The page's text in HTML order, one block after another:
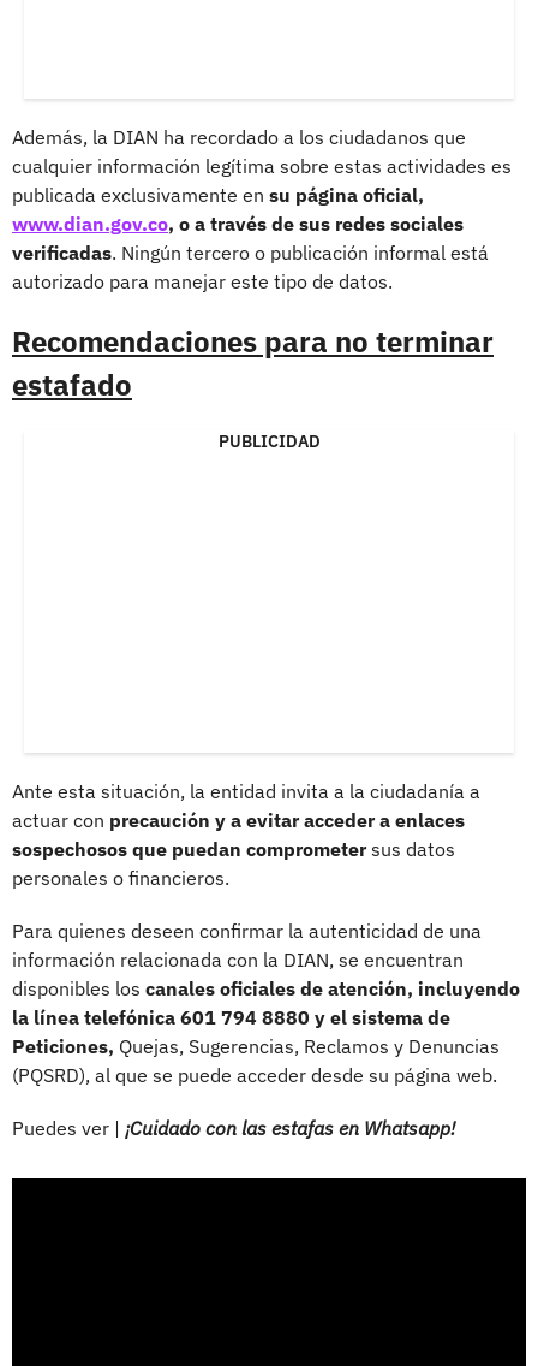
Además, la DIAN ha recordado a los ciudadanos que
cualquier información legítima sobre estas actividades es
publicada exclusivamente en su página oficial,
www.dian.gov.co, o a través de sus redes sociales
verificadas. Ningún tercero o publicación informal está
autorizado para manejar este tipo de datos.
Recomendaciones para no terminar
estafado
PUBLICIDAD
Ante esta situación, la entidad invita a la ciudadanía a
actuar con precaución y a evitar acceder a enlaces
sospechosos que puedan comprometersus datos
personales o financieros.
Para quienes deseen confirmar la autenticidad de una
información relacionada con la DIAN, se encuentran
disponibles los canales oficiales de atención, incluyendo
la línea telefónica 601 794 8880 y el sistema de
Peticiones, Quejas, Sugerencias, Reclamos y Denuncias
(PQSRD), al que se puede acceder desde su página web.
Puedes ver | ¡Cuidado con las estafas en Whatsapp!